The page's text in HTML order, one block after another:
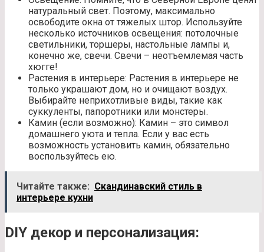
натуральный свет. Поэтому, максимально
освободите окна от тяжелых штор. Используйте
несколько источников освещения: потолочные
светильники, торшеры, настольные лампы и,
конечно же, свечи. Свечи – неотъемлемая часть
хюгге!
Растения в интерьере: Растения в интерьере не
только украшают дом, но и очищают воздух.
Выбирайте неприхотливые виды, такие как
суккуленты, папоротники или монстеры.
Камин (если возможно): Камин – это символ
домашнего уюта и тепла. Если у вас есть
возможность установить камин, обязательно
воспользуйтесь ею.
Читайте также: Скандинавский стиль в
интерьере кухни
DIY декор и персонализация: